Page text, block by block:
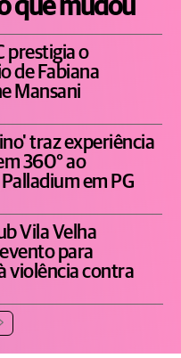
que mudou
prestigia o
de Fabiana
Mansani
traz experiência
360° ao
em PG
Vila Velha
para
violência contra